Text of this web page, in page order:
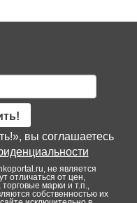
вы соглашаетесь
не является
отличаться от цен,
марки и т.п.,
собственностью их